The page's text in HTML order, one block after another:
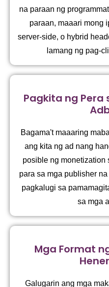
na paraan ng
paraan, maaari mong
server-side, o hybrid
lamang ng pag-
Pagkita ng
Bagama't maaaring
ang kita ng ad nang
posible ng monetization
para sa mga publisher
pagkalugi sa
sa mga
Mga Format
Galugarin ang mga